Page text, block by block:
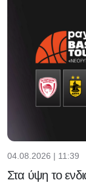
04.08.2026 | 11:39
Στα ύψη το